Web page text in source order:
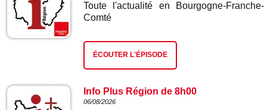
Toute l'actualité en Bourgogne-Franche-
Comté
ÉCOUTER L'ÉPISODE
Info Plus Région de 8h00
06/08/2026